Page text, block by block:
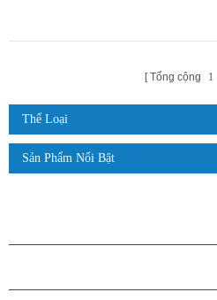
Tổng cộng 1
Thể Loại
Sản Phẩm Nổi Bật